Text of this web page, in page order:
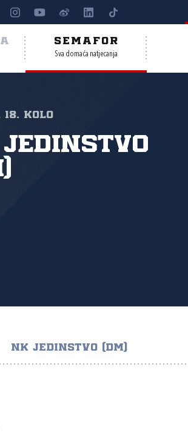
SEMAFOR
Sva domaća natjecanja
kolo
Jedinstvo
NK JEDINSTVO (DM)